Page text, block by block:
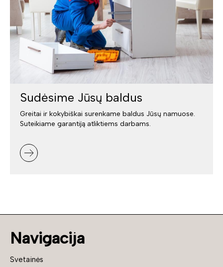
Sudėsime Jūsų baldus
Greitai ir kokybiškai surenkame baldus Jūsų namuose.
Suteikiame garantiją atliktiems darbams.
Navigacija
Svetainės